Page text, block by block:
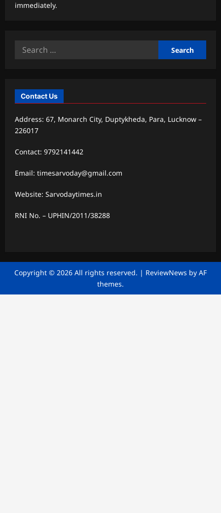
immediately.
Search
Contact Us
Address: 67, Monarch City, Duptykheda, Para, Lucknow –
226017
Contact: 9792141442
Email: timesarvoday@gmail.com
Website: Sarvodaytimes.in
RNI No. – UPHIN/2011/38288
Copyright © 2026 All rights reserved. | ReviewNews by AF
themes.